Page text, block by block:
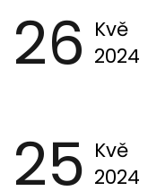
26 Kvě
2024
25 Kvě
2024